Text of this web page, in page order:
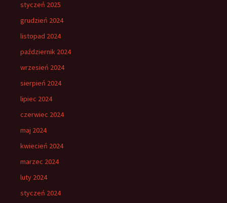
styczeń 2025
grudzień 2024
listopad 2024
październik 2024
wrzesień 2024
sierpień 2024
lipiec 2024
czerwiec 2024
maj 2024
kwiecień 2024
marzec 2024
luty 2024
styczeń 2024